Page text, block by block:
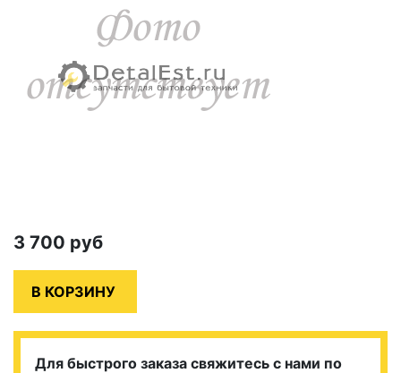
3 700 руб
Для быстрого заказа свяжитесь с нами по